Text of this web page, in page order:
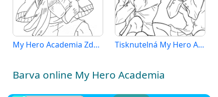
My Hero Academia Zdarma Vymalovatelné Obrázek Tisknutelná My Hero Academia Obrázek
Barva online My Hero Academia